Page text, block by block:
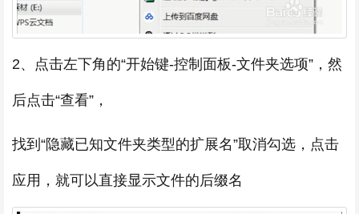
2、点击左下角的“开始键-控制面板-文件夹选项”，然
后点击“查看”，
找到“隐藏已知文件夹类型的扩展名”取消勾选，点击
应用，就可以直接显示文件的后缀名